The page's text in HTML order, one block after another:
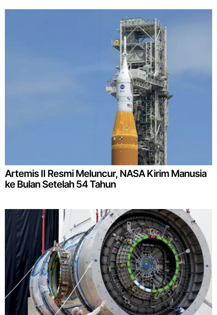
Artemis II Resmi Meluncur, NASA Kirim Manusia
ke Bulan Setelah 54 Tahun